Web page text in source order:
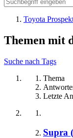
Toyota
Themen mit
Suche nach Tags
Thema
Letzte
Supra